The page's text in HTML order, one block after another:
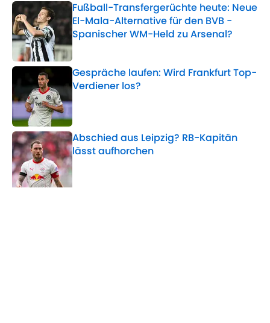
Fußball-Transfergerüchte heute: Neue
El-Mala-Alternative für den BVB -
Spanischer WM-Held zu Arsenal?
Published by on Invalid Date
Gespräche laufen: Wird Frankfurt Top-
Verdiener los?
Published by on Invalid Date
Abschied aus Leipzig? RB-Kapitän
lässt aufhorchen
Published by on Invalid Date